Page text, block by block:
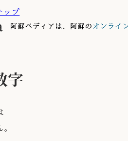
ップ
字